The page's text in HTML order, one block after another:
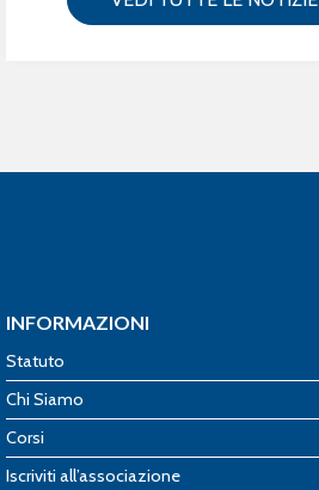
INFORMAZIONI
Statuto
Chi Siamo
Corsi
Iscriviti all’associazione